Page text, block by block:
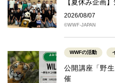
【夏休み企画
2026/08/07
©WWF-JAPAN
WWFの活動
公開講座「野
催